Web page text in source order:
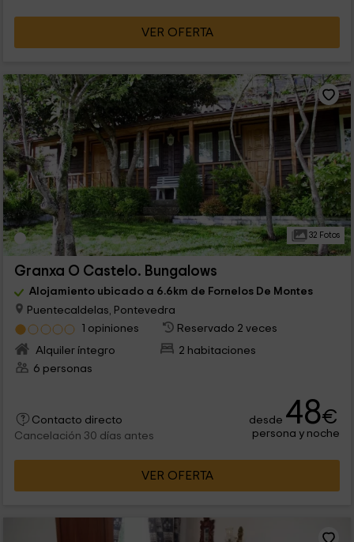
VER OFERTA
32 Fotos
Granxa O Castelo. Bungalows
Alojamiento ubicado a 6.6km de Fornelos De Montes
Puentecaldelas, Pontevedra
1 opiniones
Reservado 2 veces
Alquiler íntegro
2 habitaciones
6 personas
Contacto directo
Cancelación 30 días antes
desde 48€
persona y noche
VER OFERTA